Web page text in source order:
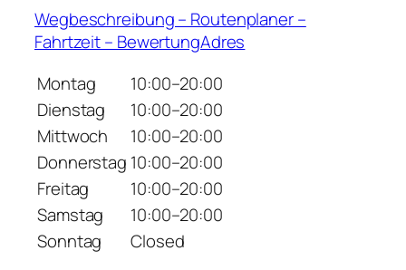
Wegbeschreibung – Routenplaner –
Fahrtzeit – BewertungAdres
Montag
10:00–20:00
Dienstag
10:00–20:00
Mittwoch
10:00–20:00
Donnerstag 10:00–20:00
Freitag
10:00–20:00
Samstag
10:00–20:00
Sonntag
Closed